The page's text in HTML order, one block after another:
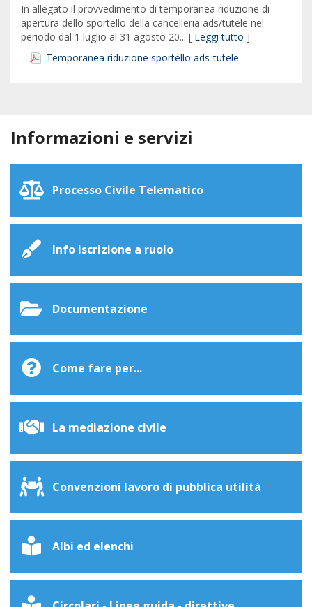
In allegato il provvedimento di temporanea riduzione di
apertura dello sportello della cancelleria ads/tutele nel
periodo dal 1 luglio al 31 agosto 20... [ Leggi tutto ]
Temporanea riduzione sportello ads-tutele.
Informazioni e servizi
Processo Civile Telematico
Info iscrizione a ruolo
Documentazione
Come fare per...
La mediazione civile
Convenzioni lavoro di pubblica utilità
Albi ed elenchi